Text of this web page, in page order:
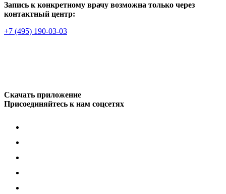
Запись к конкретному врачу возможна только через
контактный центр:
+7 (495) 190-03-03
Скачать приложение
Присоединяйтесь к нам соцсетях